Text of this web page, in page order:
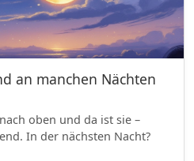
an manchen Nächten
oben und da ist sie –
In der nächsten Nacht?